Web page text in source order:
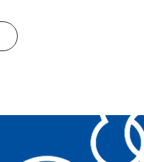
Cancella filtri